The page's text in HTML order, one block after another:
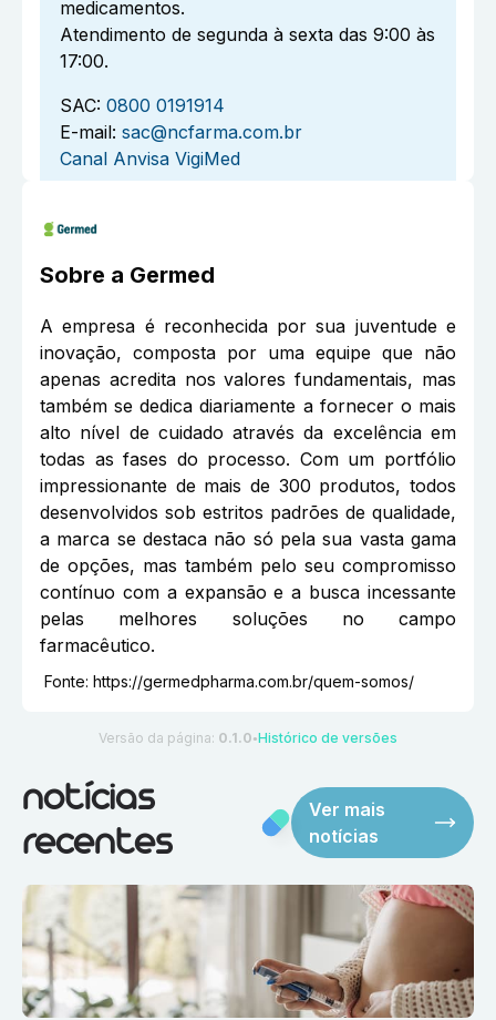
medicamentos.
Atendimento de segunda à sexta das 9:00 às
17:00.
SAC: 0800 0191914
E-mail: sac@ncfarma.com.br
Canal Anvisa VigiMed
Sobre a Germed
A empresa é reconhecida por sua juventude e
inovação, composta por uma equipe que não
apenas acredita nos valores fundamentais, mas
também se dedica diariamente a fornecer o mais
alto nível de cuidado através da excelência em
todas as fases do processo. Com um portfólio
impressionante de mais de 300 produtos, todos
desenvolvidos sob estritos padrões de qualidade,
a marca se destaca não só pela sua vasta gama
de opções, mas também pelo seu compromisso
contínuo com a expansão e a busca incessante
pelas melhores soluções no campo
farmacêutico.
Fonte: https://germedpharma.com.br/quem-somos/
Versão da página: 0.1.0 ●Histórico de versões
notícias
recentes
Ver mais
notícias